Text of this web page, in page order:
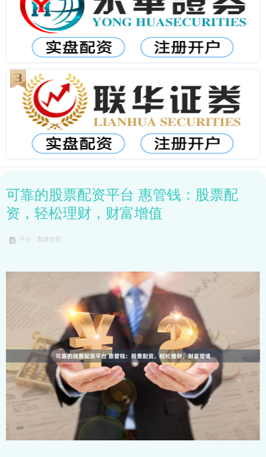
可靠的股票配资平台 惠管钱：股票配
资，轻松理财，财富增值
平台：配资炒股